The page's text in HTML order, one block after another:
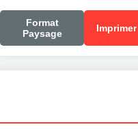
Format
Paysage
Imprimer